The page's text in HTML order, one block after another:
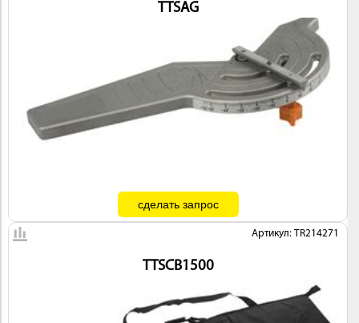
TTSAG
Артикул: TR214271
TTSCB1500